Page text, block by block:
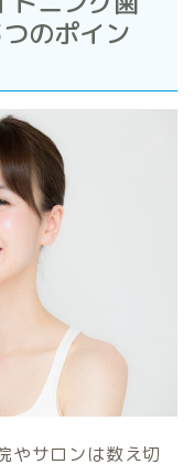
のポイン
やサロンは数え切